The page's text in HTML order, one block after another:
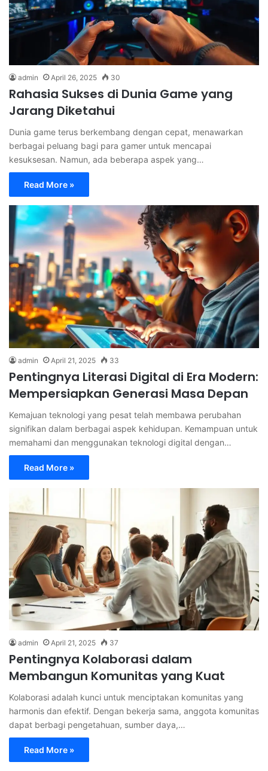
admin April 26, 2025 30
Rahasia Sukses di Dunia Game yang
Jarang Diketahui
Dunia game terus berkembang dengan cepat, menawarkan
berbagai peluang bagi para gamer untuk mencapai
kesuksesan. Namun, ada beberapa aspek yang…
Read More »
admin April 21, 2025 33
Pentingnya Literasi Digital di Era Modern:
Mempersiapkan Generasi Masa Depan
Kemajuan teknologi yang pesat telah membawa perubahan
signifikan dalam berbagai aspek kehidupan. Kemampuan untuk
memahami dan menggunakan teknologi digital dengan…
Read More »
admin April 21, 2025 37
Pentingnya Kolaborasi dalam
Membangun Komunitas yang Kuat
Kolaborasi adalah kunci untuk menciptakan komunitas yang
harmonis dan efektif. Dengan bekerja sama, anggota komunitas
dapat berbagi pengetahuan, sumber daya,…
Read More »